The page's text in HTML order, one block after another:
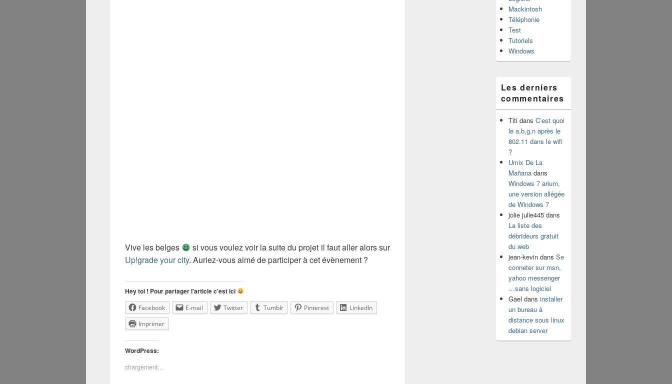
Vive les belges
si vous voulez voir la suite du projet il faut aller alors sur
Up!grade your city. Auriez-vous aimé de participer à cet évènement ?
Hey toi ! Pour partager l'article c'est ici
Facebook E-mail Twitter Tumblr Pinterest
LinkedIn
Imprimer
WordPress:
chargement…
Mackintosh
Téléphonie
Test
Tutoriels
Windows
Les derniers
commentaires
Titidans C’est quoi
le a,b,g,n après le
802.11 dans le wifi
?
Umix De La
Mañanadans
Windows 7 arium,
une version allégée
de Windows 7
jolie julie445dans
La liste des
débrideurs gratuit
du web
jean-kevindans Se
conneter sur msn,
yahoo messenger
…sans logiciel
Gael dans installer
un bureau à
distance sous linux
debian server